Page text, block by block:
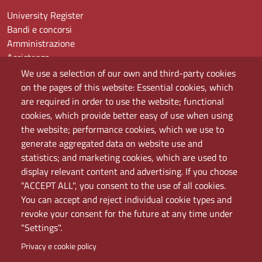
We use a selection of our own and third-party cookies
on the pages of this website: Essential cookies, which
are required in order to use the website; functional
cookies, which provide better easy of use when using
the website; performance cookies, which we use to
generate aggregated data on website use and
statistics; and marketing cookies, which are used to
display relevant content and advertising. If you choose
"ACCEPT ALL", you consent to the use of all cookies.
You can accept and reject individual cookie types and
revoke your consent for the future at any time under
"Settings".
Privacy e cookie policy
University Register
Bandi e concorsi
Amministrazione
Assistenza
Domande frequenti (FAQ)
Elenco dei siti tematici
Mappa del sito
PEC
Rete Wi-Fi Eduroam
Servizio Proxy
Guida all’uso del portale